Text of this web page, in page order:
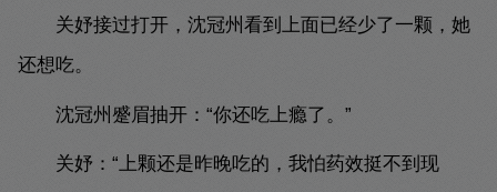
关妤接过打开，沈冠州看到上面已经少了一颗，她
还想吃。
沈冠州蹙眉抽开：“你还吃上瘾了。”
关妤：“上颗还是昨晚吃的，我怕药效挺不到现